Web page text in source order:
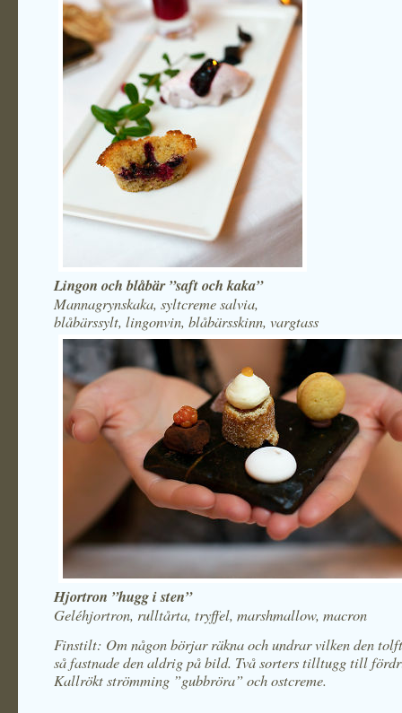
Lingon och blåbär ”saft och kaka”
Mannagrynskaka, syltcreme salvia,
blåbärssylt, lingonvin, blåbärsskinn, vargtass
Hjortron ”hugg i sten”
Geléhjortron, rulltårta, tryffel, marshmallow, macron
Finstilt: Om någon börjar räkna och undrar vilken den
så fastnade den aldrig på bild. Två sorters tilltugg till
Kallrökt strömming ”gubbröra” och ostcreme.